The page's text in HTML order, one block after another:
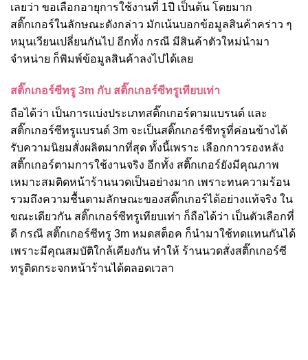
เลยว่า ขอเลือกอายุการใช้งานที่ 1ปี เป็นต้น โดยมาก
สติ๊กเกอร์ในลักษณะดังกล่าว มักเน้นบอกข้อมูลสินค้าคร่าว ๆ
หมุนเวียนเปลี่ยนกันไป อีกทั้ง กรณี มีสินค้าตัวใหม่นำมา
จำหน่าย ก็พิมพ์ข้อมูลสินค้าลงไปได้เลย
สติ๊กเกอร์ซีทรู 3m กับ สติ๊กเกอร์ซีทรูเทียบเท่า
ถือได้ว่า เป็นการแบ่งประเภทสติ๊กเกอร์ตามแบรนด์ และ
สติ๊กเกอร์ซีทรูแบรนด์ 3m จะเป็นสติ๊กเกอร์ซีทรูที่ค่อนข้างได้
รับความนิยมสั่งผลิตมากที่สุด ทั้งนี้เพราะ เลือกกาวรองหลัง
สติ๊กเกอร์ตามการใช้งานจริง อีกทั้ง สติ๊กเกอร์ยังมีคุณภาพ
เหมาะสมติดหน้าร้านนวดเป็นอย่างมาก เพราะทนความร้อน
รวมถึงความชื้นตามลักษณะของสติ๊กเกอร์ได้อย่างแท้จริง ใน
ขณะเดียวกัน สติ๊กเกอร์ซีทรูเทียบเท่า ก็ถือได้ว่า เป็นตัวเลือกที่
ดี กรณี สติ๊กเกอร์ซีทรู 3m หมดสต็อค ก็นำมาใช้ทดแทนกันได้
เพราะมีคุณสมบัติใกล้เคียงกัน ทำให้ ร้านนวดสั่งสติ๊กเกอร์ซี
ทรูติดกระจกหน้าร้านได้ตลอดเวลา